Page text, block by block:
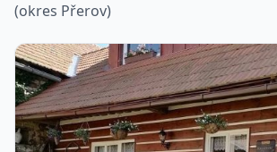
(okres Přerov)